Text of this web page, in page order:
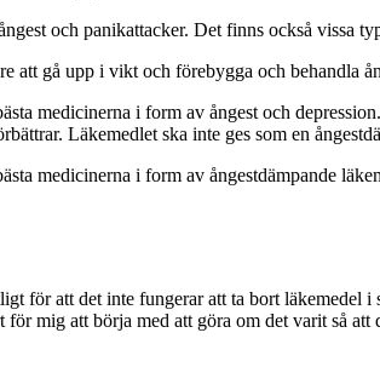
och panikattacker. Det finns också vissa
att gå upp i vikt och förebygga och behandla
medicinerna i form av ångest och
Läkemedlet ska inte ges som en
medicinerna i form av ångestdämpande
för att det inte fungerar att ta bort
mig att börja med att göra om det varit så